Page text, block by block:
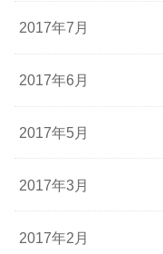
2017年7月
2017年6月
2017年5月
2017年3月
2017年2月